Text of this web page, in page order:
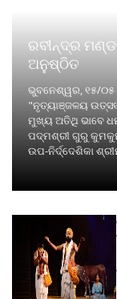
ରବୀନ୍ଦ୍ର
ଅନୁଷ୍ଠିତ
ଭୁବନେଶ୍ୱର, ୧୫/୦୫
"ନୃତ୍ୟାଞ୍ଜଳୟ
ମୁଖ୍ୟ ଅତିଥି ଭାବେ
ପଦ୍ମଶ୍ରୀ ଗୁରୁ କୁମକୁମ
ଉପ-ନିର୍ଦ୍ଦେଶିକା